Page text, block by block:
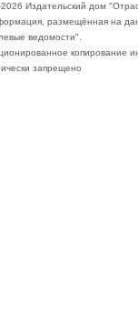
Издательский дом
размещённая на
ведомости".
копирование
запрещено